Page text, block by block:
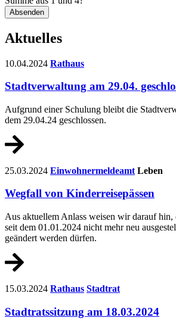
Absenden
Aktuelles
10.04.2024 Rathaus
Stadtverwaltung am 29.04.
Aufgrund einer Schulung bleibt die
dem 29.04.24 geschlossen.
25.03.2024 Einwohnermeldeamt Leben
Wegfall von Kinderreisepässen
Aus aktuellem Anlass weisen wir darauf hin,
seit dem 01.01.2024 nicht mehr neu
geändert werden dürfen.
15.03.2024 Rathaus Stadtrat
Stadtratssitzung am 18.03.2024